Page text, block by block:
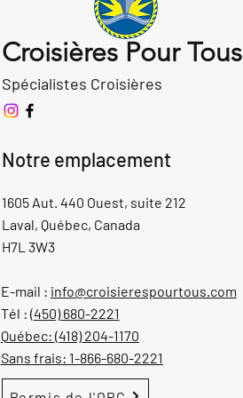
Croisières Pour Tous
Spécialistes Croisières
Notre emplacement
1605 Aut. 440 Ouest, suite 212
Laval, Québec, Canada
H7L 3W3
E-mail : info@croisierespourtous.com
Tél : (450) 680-2221
Québec: (418) 204-1170
Sans frais: 1-866-680-2221